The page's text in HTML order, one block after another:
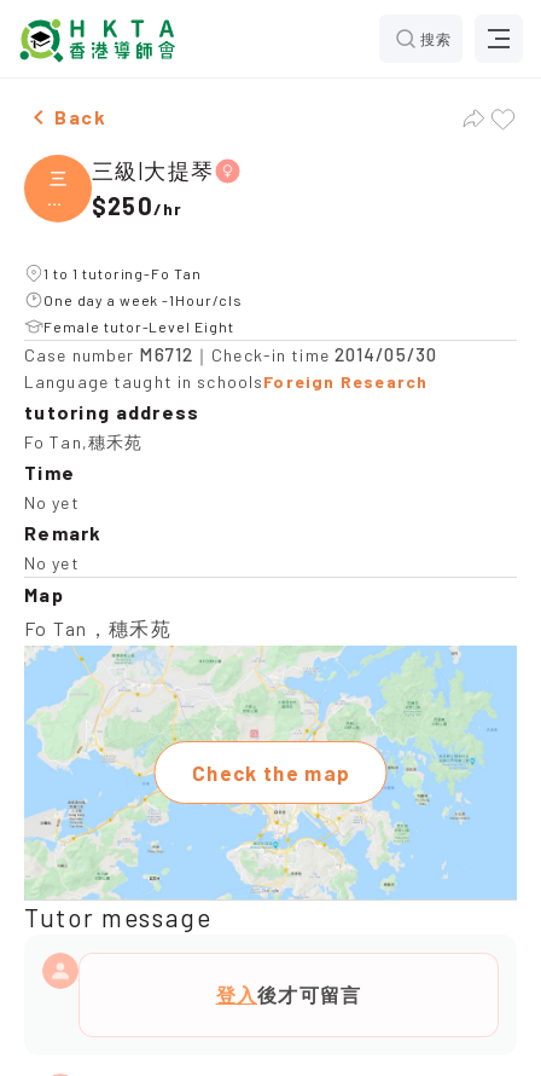
搜索
Female 三級|大提琴，Fo Tan Tuition recommendation
Back
三
級|
大提
三級|大提琴
$250/hr
1 to 1 tutoring-Fo Tan
One day a week -1Hour/cls
Female tutor-Level Eight
Case number M6712 ｜Check-in time 2014/05/30
Language taught in schoolsForeign Research
tutoring address
Fo Tan,穗禾苑
Time
No yet
Remark
No yet
Map
Fo Tan，穗禾苑
Check the map
Tutor message
登入後才可留言